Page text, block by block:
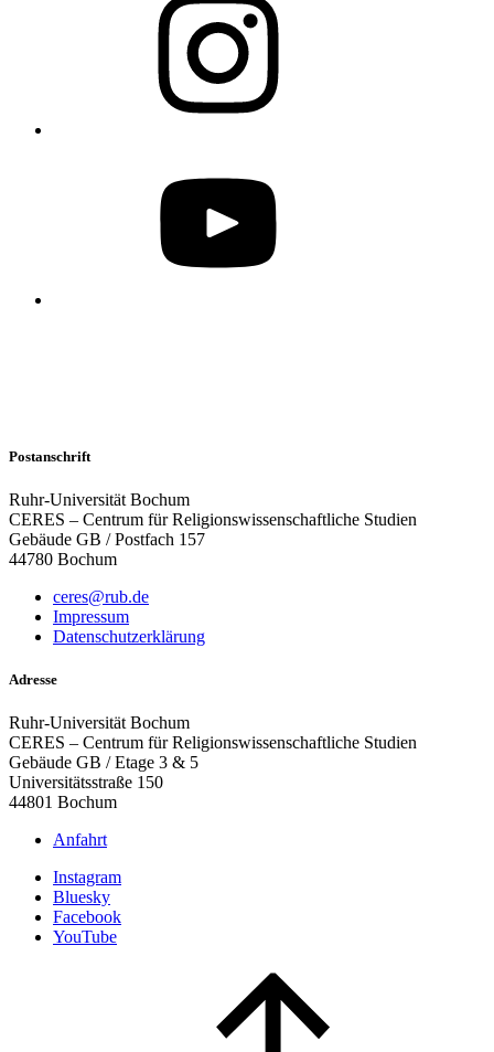
Postanschrift
Ruhr-Universität Bochum
CERES – Centrum für Religionswissenschaftliche Studien
Gebäude GB / Postfach 157
44780 Bochum
ceres@rub.de
Impressum
Datenschutzerklärung
Adresse
Ruhr-Universität Bochum
CERES – Centrum für Religionswissenschaftliche Studien
Gebäude GB / Etage 3 & 5
Universitätsstraße 150
44801 Bochum
Anfahrt
Instagram
Bluesky
Facebook
YouTube